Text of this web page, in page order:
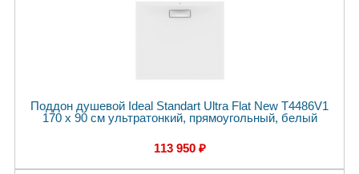
Поддон душевой Ideal Standart Ultra Flat New T4486V1
170 x 90 см ультратонкий, прямоугольный, белый
113 950 ₽